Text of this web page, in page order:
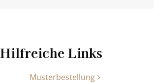
Hilfreiche Links
Musterbestellung